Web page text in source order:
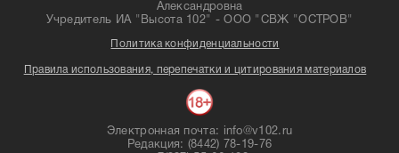
Александровна
Учредитель ИА "Высота 102" - ООО "СВЖ "ОСТРОВ"
Политика конфиденциальности
Правила использования, перепечатки и цитирования материалов
Электронная почта: info@v102.ru
Редакция: (8442) 78-19-76